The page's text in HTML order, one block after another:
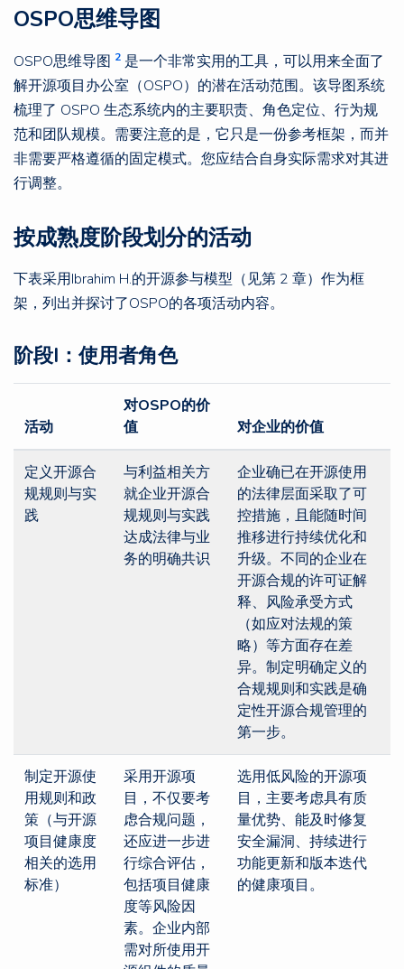
OSPO思维导图
OSPO思维导图 2 是一个非常实用的工具，可以用来全面了
解开源项目办公室（OSPO）的潜在活动范围。该导图系统
梳理了 OSPO 生态系统内的主要职责、角色定位、行为规
范和团队规模。需要注意的是，它只是一份参考框架，而并
非需要严格遵循的固定模式。您应结合自身实际需求对其进
行调整。
按成熟度阶段划分的活动
下表采用Ibrahim H.的开源参与模型（见第 2 章）作为框
架，列出并探讨了OSPO的各项活动内容。
阶段I：使用者角色
活动
对OSPO的价
值
对企业的价值
定义开源合
规规则与实
践
与利益相关方
就企业开源合
规规则与实践
达成法律与业
务的明确共识
企业确已在开源使用
的法律层面采取了可
控措施，且能随时间
推移进行持续优化和
升级。不同的企业在
开源合规的许可证解
释、风险承受方式
（如应对法规的策
略）等方面存在差
异。制定明确定义的
合规规则和实践是确
定性开源合规管理的
第一步。
制定开源使
用规则和政
策（与开源
项目健康度
相关的选用
标准）
采用开源项
目，不仅要考
虑合规问题，
还应进一步进
行综合评估，
包括项目健康
度等风险因
素。企业内部
需对所使用开
选用低风险的开源项
目，主要考虑具有质
量优势、能及时修复
安全漏洞、持续进行
功能更新和版本迭代
的健康项目。